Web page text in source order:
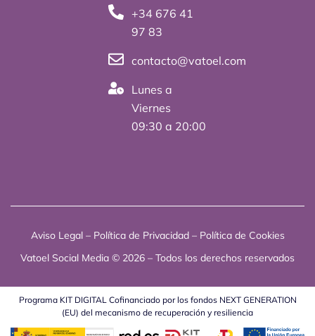
+34 676 41
97 83
contacto@vatoel.com
Lunes a
Viernes
09:30 a 20:00
Aviso Legal– Política de Privacidad– Política de Cookies
Vatoel Social Media © 2026 – Todos los derechos reservados
Programa KIT DIGITAL Cofinanciado por los fondos NEXT GENERATION
(EU) del mecanismo de recuperación y resiliencia